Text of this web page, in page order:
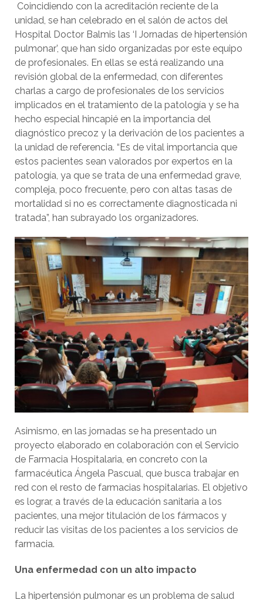
Coincidiendo con la acreditación reciente de la
unidad, se han celebrado en el salón de actos del
Hospital Doctor Balmis las ‘I Jornadas de hipertensión
pulmonar’, que han sido organizadas por este equipo
de profesionales. En ellas se está realizando una
revisión global de la enfermedad, con diferentes
charlas a cargo de profesionales de los servicios
implicados en el tratamiento de la patología y se ha
hecho especial hincapié en la importancia del
diagnóstico precoz y la derivación de los pacientes a
la unidad de referencia. “Es de vital importancia que
estos pacientes sean valorados por expertos en la
patología, ya que se trata de una enfermedad grave,
compleja, poco frecuente, pero con altas tasas de
mortalidad si no es correctamente diagnosticada ni
tratada”, han subrayado los organizadores.
Asimismo, en las jornadas se ha presentado un
proyecto elaborado en colaboración con el Servicio
de Farmacia Hospitalaria, en concreto con la
farmacéutica Ángela Pascual, que busca trabajar en
red con el resto de farmacias hospitalarias. El objetivo
es lograr, a través de la educación sanitaria a los
pacientes, una mejor titulación de los fármacos y
reducir las visitas de los pacientes a los servicios de
farmacia.
Una enfermedad con un alto impacto
La hipertensión pulmonar es un problema de salud